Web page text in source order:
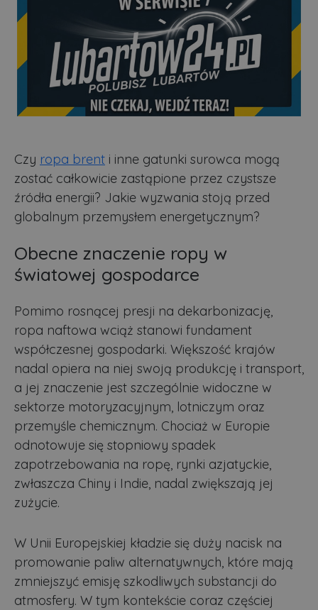
Czy ropa brent i inne gatunki surowca mogą
zostać całkowicie zastąpione przez czystsze
źródła energii? Jakie wyzwania stoją przed
globalnym przemysłem energetycznym?
Obecne znaczenie ropy w
światowej gospodarce
Pomimo rosnącej presji na dekarbonizację,
ropa naftowa wciąż stanowi fundament
współczesnej gospodarki. Większość krajów
nadal opiera na niej swoją produkcję i transport,
a jej znaczenie jest szczególnie widoczne w
sektorze motoryzacyjnym, lotniczym oraz
przemyśle chemicznym. Chociaż w Europie
odnotowuje się stopniowy spadek
zapotrzebowania na ropę, rynki azjatyckie,
zwłaszcza Chiny i Indie, nadal zwiększają jej
zużycie.
W Unii Europejskiej kładzie się duży nacisk na
promowanie paliw alternatywnych, które mają
zmniejszyć emisję szkodliwych substancji do
atmosfery. W tym kontekście coraz częściej